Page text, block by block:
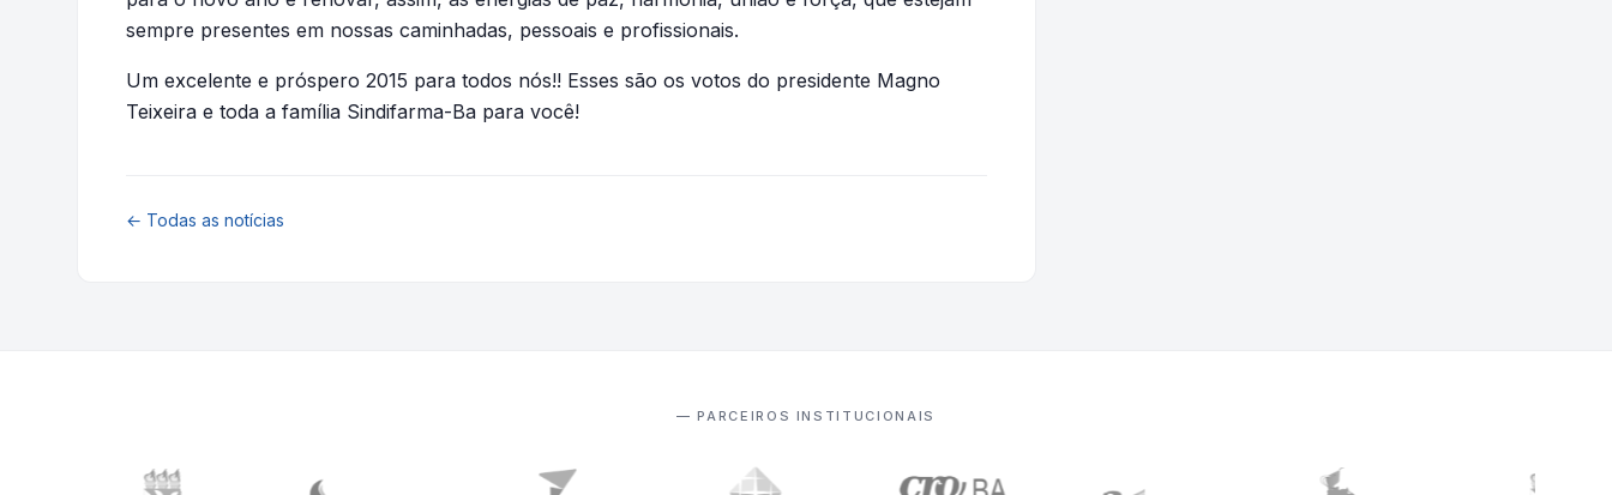
sempre presentes em nossas caminhadas, pessoais e profissionais.
Um excelente e próspero 2015 para todos nós!! Esses são os votos do presidente Magno
Teixeira e toda a família Sindifarma-Ba para você!
← Todas as notícias
— PARCEIROS INSTITUCIONAIS